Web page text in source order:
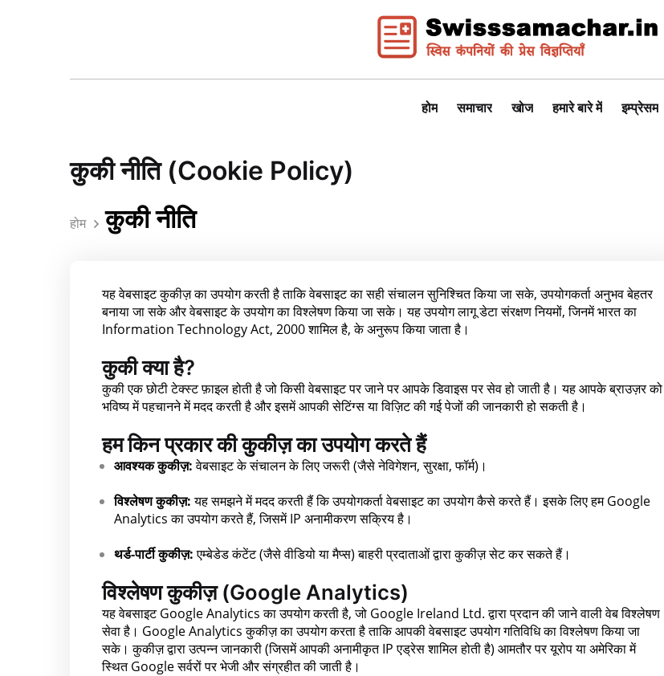
होम समाचार खोज हमारे बारे में इम्प्रेसम
कुकी नीति (Cookie Policy)
होम कुकी नीति
यह वेबसाइट कुकीज़ का उपयोग करती है ताकि वेबसाइट का सही संचालन सुनिश्चित किया जा सके, उपयोगकर्ता अनुभव बेहतर
बनाया जा सके और वेबसाइट के उपयोग का विश्लेषण किया जा सके। यह उपयोग लागू डेटा संरक्षण नियमों, जिनमें भारत का
Information Technology Act, 2000 शामिल है, के अनुरूप किया जाता है।
कुकी क्या है?
कुकी एक छोटी टेक्स्ट फ़ाइल होती है जो किसी वेबसाइट पर जाने पर आपके डिवाइस पर सेव हो जाती है। यह आपके ब्राउज़र को
भविष्य में पहचानने में मदद करती है और इसमें आपकी सेटिंग्स या विज़िट की गई पेजों की जानकारी हो सकती है।
हम किन प्रकार की कुकीज़ का उपयोग करते हैं
आवश्यक कुकीज़:वेबसाइट के संचालन के लिए जरूरी (जैसे नेविगेशन, सुरक्षा, फॉर्म)।
विश्लेषण कुकीज़:यह समझने में मदद करती हैं कि उपयोगकर्ता वेबसाइट का उपयोग कैसे करते हैं। इसके लिए हम Google
Analytics का उपयोग करते हैं, जिसमें IP अनामीकरण सक्रिय है।
थर्ड-पार्टी कुकीज़:एम्बेडेड कंटेंट (जैसे वीडियो या मैप्स) बाहरी प्रदाताओं द्वारा कुकीज़ सेट कर सकते हैं।
विश्लेषण कुकीज़ (Google Analytics)
यह वेबसाइट Google Analytics का उपयोग करती है, जो Google Ireland Ltd. द्वारा प्रदान की जाने वाली वेब विश्लेषण
सेवा है। Google Analytics कुकीज़ का उपयोग करता है ताकि आपकी वेबसाइट उपयोग गतिविधि का विश्लेषण किया जा
सके। कुकीज़ द्वारा उत्पन्न जानकारी (जिसमें आपकी अनामीकृत IP एड्रेस शामिल होती है) आमतौर पर यूरोप या अमेरिका में
स्थित Google सर्वरों पर भेजी और संग्रहीत की जाती है।